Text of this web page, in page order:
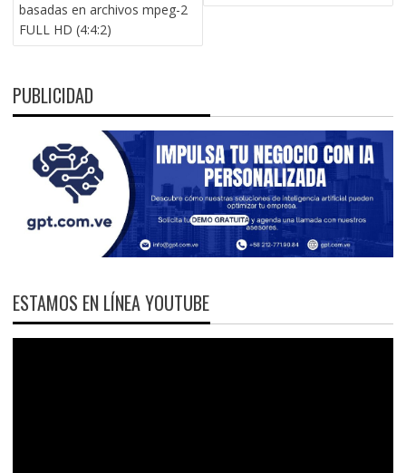
basadas en archivos mpeg-2
FULL HD (4:4:2)
PUBLICIDAD
ESTAMOS EN LÍNEA YOUTUBE